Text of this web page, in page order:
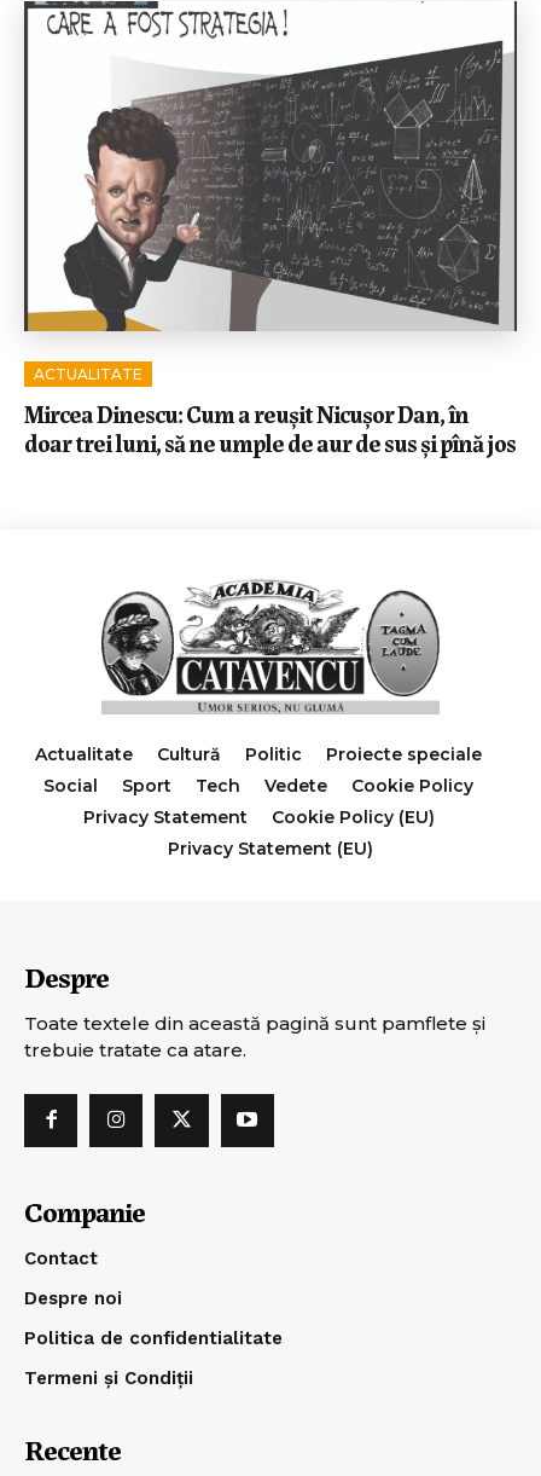
ACTUALITATE
Mircea Dinescu: Cum a reușit Nicușor Dan, în
doar trei luni, să ne umple de aur de sus și pînă jos
Actualitate Cultură Politic
Proiecte speciale
Social
Sport Tech Vedete
Cookie Policy
Privacy Statement
Cookie Policy (EU)
Privacy Statement (EU)
Despre
Toate textele din această pagină sunt pamflete şi
trebuie tratate ca atare.
Companie
Contact
Despre noi
Politica de confidentialitate
Termeni și Condiții
Recente